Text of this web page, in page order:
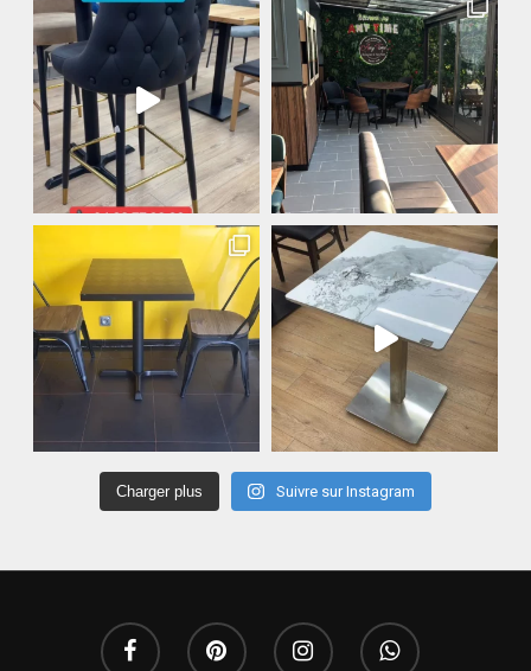
Charger plus Suivre sur Instagram